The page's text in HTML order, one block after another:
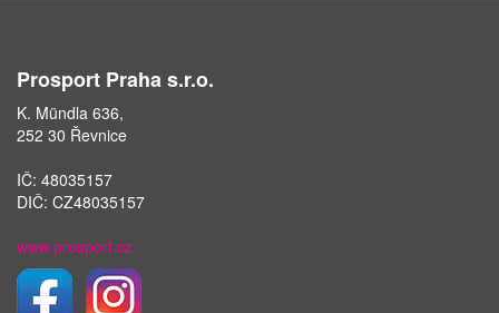
Prosport Praha s.r.o.
K. Mündla 636,
252 30 Řevnice
IČ: 48035157
DIČ: CZ48035157
www.prosport.cz